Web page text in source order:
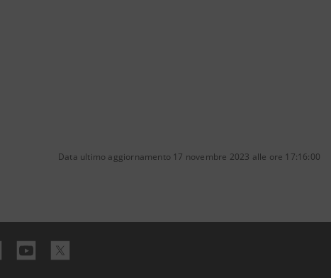
Data ultimo aggiornamento 17 novembre 2023 alle ore 17:16:00